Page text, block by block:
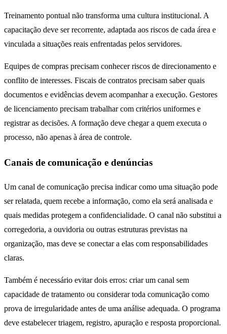
Treinamento pontual não transforma uma cultura institucional. A
capacitação deve ser recorrente, adaptada aos riscos de cada área e
vinculada a situações reais enfrentadas pelos servidores.
Equipes de compras precisam conhecer riscos de direcionamento e
conflito de interesses. Fiscais de contratos precisam saber quais
documentos e evidências devem acompanhar a execução. Gestores
de licenciamento precisam trabalhar com critérios uniformes e
registrar as decisões. A formação deve chegar a quem executa o
processo, não apenas à área de controle.
Canais de comunicação e denúncias
Um canal de comunicação precisa indicar como uma situação pode
ser relatada, quem recebe a informação, como ela será analisada e
quais medidas protegem a confidencialidade. O canal não substitui a
corregedoria, a ouvidoria ou outras estruturas previstas na
organização, mas deve se conectar a elas com responsabilidades
claras.
Também é necessário evitar dois erros: criar um canal sem
capacidade de tratamento ou considerar toda comunicação como
prova de irregularidade antes de uma análise adequada. O programa
deve estabelecer triagem, registro, apuração e resposta proporcional.